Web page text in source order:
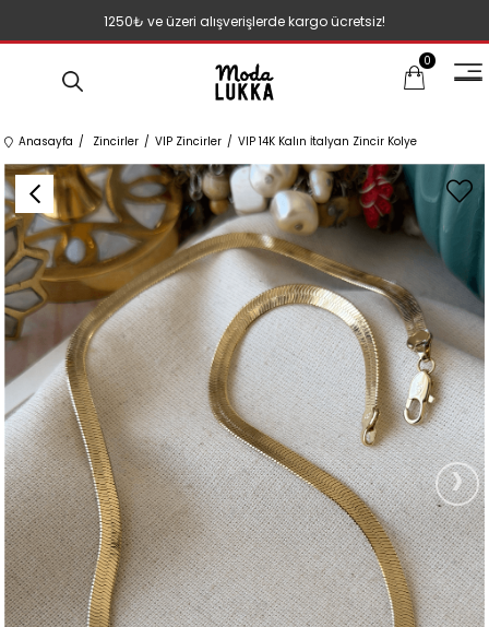
1250₺ ve üzeri alışverişlerde kargo ücretsiz!
0
Anasayfa Zincirler VIP Zincirler VIP 14K Kalın İtalyan Zincir Kolye
›